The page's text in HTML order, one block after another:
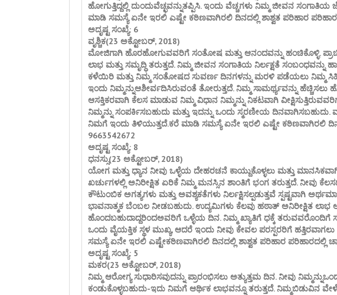
ಹೋಗುತ್ತಿದ್ದಲ್ಲಿ ದುಂದುವೆಚ್ಛವನ್ನುತಪ್ಪಿಸಿ. ಇಂದು ವೆಚ್ಚಗಳು ನಿಮ್ಮ ಜೀವನ
ಮಾಡಿ ಸಮಸ್ಯೆ ಏನೇ ಇರಲಿ ಎಷ್ಟೇ ಕಠಿಣವಾಗಿರಲಿ ದಿನದಲ್ಲಿ ಶಾಶ್ವತ ಪರಿಹಾರ
ಅದೃಷ್ಟ ಸಂಖ್ಯೆ: 6
ವೃಶ್ಚಿಕ(23 ಅಕ್ಟೋಬರ್, 2018)
ಮೋಜಿಗಾಗಿ ಹೊರಹೋಗುವವರಿಗೆ ಸಂತೋಷ ಮತ್ತು ಆನಂದವನ್ನು ಹಂಚಿಕೊಳ್ಳಿ.
ಲಾಭ ಮತ್ತು ಸಮೃದ್ಧಿ ತರುತ್ತದೆ. ನಿಮ್ಮ ಜೀವನ ಸಂಗಾತಿಯ ನಿರ್ಲಕ್ಷತೆ
ಕಳೆಯಿರಿ ಮತ್ತು ನಿಮ್ಮ ಸಂತೋಷದ ಸುವರ್ಣ ದಿನಗಳನ್ನು ಮರಳಿ ಪಡೆಯಲು ನಿಮ್ಮ ಸಿಹಿ
ಇಂದು ನಿಮ್ಮನ್ನುಆಶೀರ್ವದಿಸಿರುವಂತೆ ತೋರುತ್ತದೆ. ನಿಮ್ಮ ಸಾಮರ್ಥ್ಯವನ್ನು ಹೆಚ್ಚಿಸಲು
ಆಸಕ್ತಿಕರವಾಗಿ ಕೆಲಸ ಮಾಡುವ ನಿಮ್ಮ ವಿಧಾನ ನಿಮ್ಮನ್ನು ನಿಕಟವಾಗಿ
ನಿಮ್ಮನ್ನು ಸಂಪರ್ಕಿಸಬಹುದು ಮತ್ತು ಇದನ್ನು ಒಂದು ಸ್ಮರಣೀಯ ದಿನವಾಗಿಸಬಹುದು.
ನಿಮಗೆ ಇಂದು ತಿಳಿಯುತ್ತದೆ.ಕರೆ ಮಾಡಿ ಸಮಸ್ಯೆ ಏನೇ ಇರಲಿ ಎಷ್ಟೇ ಕಠಿಣವಾಗಿರಲಿ
9663542672
ಅದೃಷ್ಟ ಸಂಖ್ಯೆ: 8
ಧನಸ್ಸು(23 ಅಕ್ಟೋಬರ್, 2018)
ಯೋಗ ಮತ್ತು ಧ್ಯಾನ ನೀವು ಒಳ್ಳೆಯ ದೇಹರಚನೆ ಕಾಯ್ದುಕೊಳ್ಳಲು ಮತ್ತು
ಖರ್ಚುಗಳಲ್ಲಿ ಅನಿರೀಕ್ಷಿತ ಏರಿಕೆ ನಿಮ್ಮ ಮನಸ್ಸಿನ ಶಾಂತಿಗೆ ಭಂಗ ತರುತ್ತದೆ. ನೀವು
ಕೌಟುಂಬಿಕ ಅಗತ್ಯಗಳು ಮತ್ತು ಅವಶ್ಯಕತೆಗಳು ನಿರ್ಲಕ್ಷಿಸಲ್ಪಡುತ್ತವೆ ಸ್ಪಷ್ಟವಾಗಿ
ಭಾವನಾತ್ಮಕ ಬೆಂಬಲ ನೀಡಬಹುದು. ಉದ್ಯಮಿಗಳು ಕೆಲವು ಹಠಾತ್ ಅನಿರೀಕ್ಷಿತ
ಹೊಂದಬಹುದಾದ್ದರಿಂದಅವರಿಗೆ ಒಳ್ಳೆಯ ದಿನ. ನಿಮ್ಮ ಖ್ಯಾತಿಗೆ ಧಕ್ಕೆ ತರುವವರೊಂದಿಗೆ
ಒಂದು ವೈಯಕ್ತಿಕ ಸ್ಥಳ ಮುಖ್ಯ, ಆದರೆ ಇಂದು ನೀವು ಕೇವಲ ಪರಸ್ಪರರಿಗೆ
ಸಮಸ್ಯೆ ಏನೇ ಇರಲಿ ಎಷ್ಟೇಕಠಿಣವಾಗಿರಲಿ ದಿನದಲ್ಲಿ ಶಾಶ್ವತ ಪರಿಹಾರ ಪರಿಹಾರದಲ್ಲಿ
ಅದೃಷ್ಟ ಸಂಖ್ಯೆ: 5
ಮಕರ(23 ಅಕ್ಟೋಬರ್, 2018)
ನಿಮ್ಮ ಆರೋಗ್ಯ ಸುಧಾರಿಸವುದನ್ನು ಪ್ರಾರಂಭಿಸಲು ಅತ್ಯುತ್ತಮ ದಿನ. ನೀವು
ಕಂಡುಕೊಳ್ಳಬಹುದು-ಇದು ನಿಮಗೆ ಆರ್ಥಿಕ ಲಾಭವನ್ನೂ ತರುತ್ತದೆ.